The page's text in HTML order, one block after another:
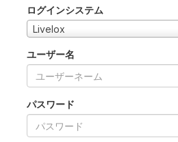
ログインシステム
Livelox
ユーザー名
パスワード